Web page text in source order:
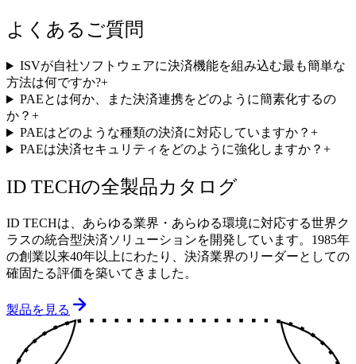
よくあるご質問
ISVが自社ソフトウェアに決済機能を組み込む最も簡単な
方法は何ですか?+
PAEとは何か、また決済連携をどのように簡素化するの
か？ +
PAEはどのような種類の決済に対応していますか？ +
PAEは決済セキュリティをどのように強化しますか？ +
ID TECHの全製品カタログ
ID TECHは、あらゆる業界・あらゆる環境に対応する世界ク
ラスの統合型決済ソリューションを開発しています。1985年
の創業以来40年以上にわたり、決済業界のリーダーとしての
確固たる評価を築いてきました。
製品を見る